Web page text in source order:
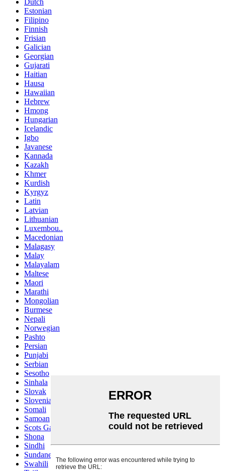
Dutch
Estonian
Filipino
Finnish
Frisian
Galician
Georgian
Gujarati
Haitian
Hausa
Hawaiian
Hebrew
Hmong
Hungarian
Icelandic
Igbo
Javanese
Kannada
Kazakh
Khmer
Kurdish
Kyrgyz
Latin
Latvian
Lithuanian
Luxembou..
Macedonian
Malagasy
Malay
Malayalam
Maltese
Maori
Marathi
Mongolian
Burmese
Nepali
Norwegian
Pashto
Persian
Punjabi
Serbian
Sesotho
Sinhala
Slovak
Slovenian
Somali
Samoan
Scots Gaelic
Shona
Sindhi
Sundanese
Swahili